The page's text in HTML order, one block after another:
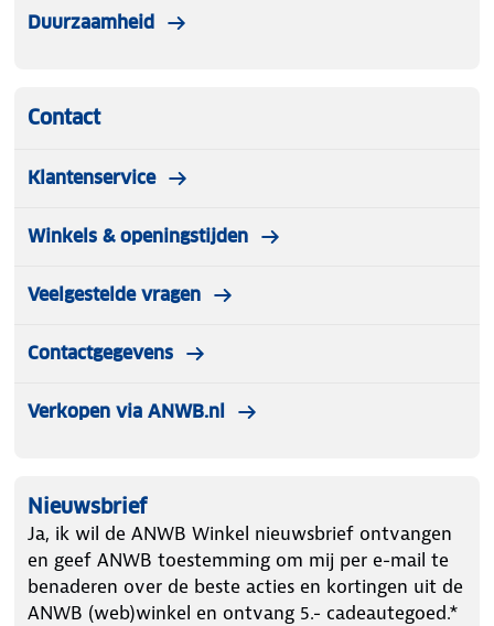
Duurzaamheid
Contact
Klantenservice
Winkels & openingstijden
Veelgestelde vragen
Contactgegevens
Verkopen via ANWB.nl
Nieuwsbrief
Ja, ik wil de ANWB Winkel nieuwsbrief ontvangen
en geef ANWB toestemming om mij per e-mail te
benaderen over de beste acties en kortingen uit de
ANWB (web)winkel en ontvang 5.- cadeautegoed.*